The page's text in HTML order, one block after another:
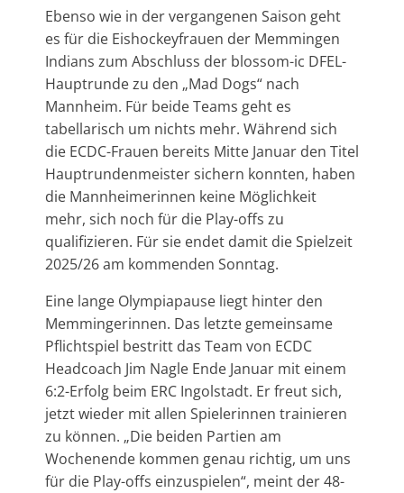
Ebenso wie in der vergangenen Saison geht
es für die Eishockeyfrauen der Memmingen
Indians zum Abschluss der blossom-ic DFEL-
Hauptrunde zu den „Mad Dogs“ nach
Mannheim. Für beide Teams geht es
tabellarisch um nichts mehr. Während sich
die ECDC-Frauen bereits Mitte Januar den Titel
Hauptrundenmeister sichern konnten, haben
die Mannheimerinnen keine Möglichkeit
mehr, sich noch für die Play-offs zu
qualifizieren. Für sie endet damit die Spielzeit
2025/26 am kommenden Sonntag.
Eine lange Olympiapause liegt hinter den
Memmingerinnen. Das letzte gemeinsame
Pflichtspiel bestritt das Team von ECDC
Headcoach Jim Nagle Ende Januar mit einem
6:2-Erfolg beim ERC Ingolstadt. Er freut sich,
jetzt wieder mit allen Spielerinnen trainieren
zu können. „Die beiden Partien am
Wochenende kommen genau richtig, um uns
für die Play-offs einzuspielen“, meint der 48-